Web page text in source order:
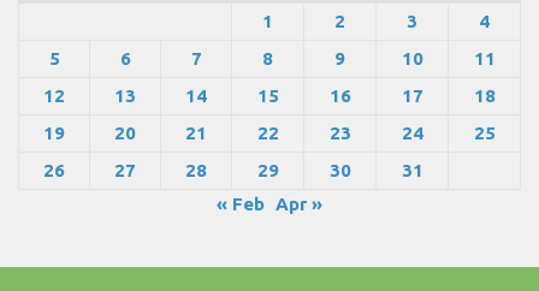
1 2 3
4
5
6 7 8 9 10
11
12
13 14 15 16 17
18
19
20 21 22 23 24
25
26
27 28 29 30
31
« Feb Apr »